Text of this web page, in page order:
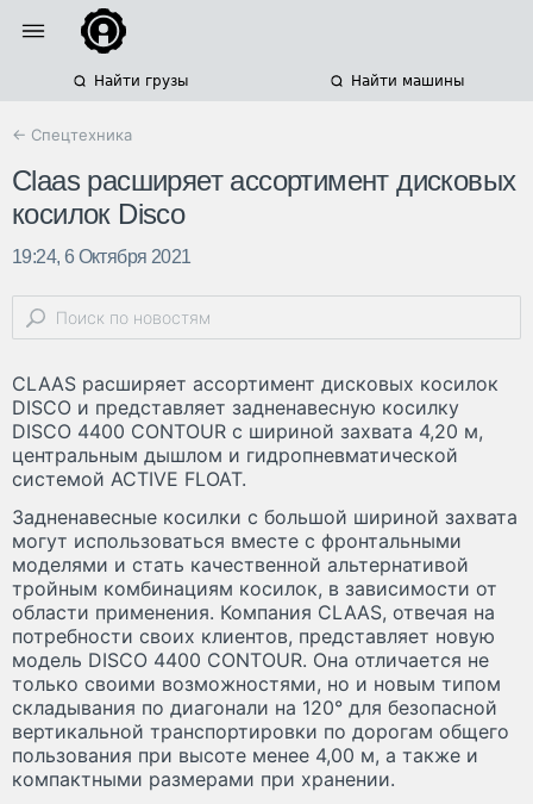
Найти грузы Найти машины
← Спецтехника
Claas расширяет ассортимент дисковых
косилок Disco
19:24, 6 Октября 2021
CLAAS расширяет ассортимент дисковых косилок
DISCO и представляет задненавесную косилку
DISCO 4400 CONTOUR с шириной захвата 4,20 м,
центральным дышлом и гидропневматической
системой ACTIVE FLOAT.
Задненавесные косилки с большой шириной захвата
могут использоваться вместе с фронтальными
моделями и стать качественной альтернативой
тройным комбинациям косилок, в зависимости от
области применения. Компания CLAAS, отвечая на
потребности своих клиентов, представляет новую
модель DISCO 4400 CONTOUR. Она отличается не
только своими возможностями, но и новым типом
складывания по диагонали на 120° для безопасной
вертикальной транспортировки по дорогам общего
пользования при высоте менее 4,00 м, а также и
компактными размерами при хранении.